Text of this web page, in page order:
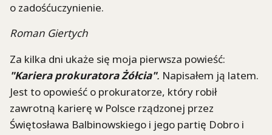
o zadośćuczynienie.
Roman Giertych
Za kilka dni ukaże się moja pierwsza powieść:
"Kariera prokuratora Żółcia". Napisałem ją latem.
Jest to opowieść o prokuratorze, który robił
zawrotną karierę w Polsce rządzonej przez
Świętosława Balbinowskiego i jego partię Dobro i